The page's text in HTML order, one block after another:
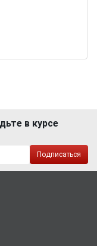
в курсе
Подписаться